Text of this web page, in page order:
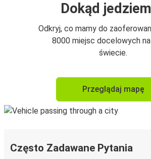
Dokąd
Odkryj, co mamy do
8000 miejsc docelowych na
świecie.
Przeglądaj mapę
Często Zadawane Pytania